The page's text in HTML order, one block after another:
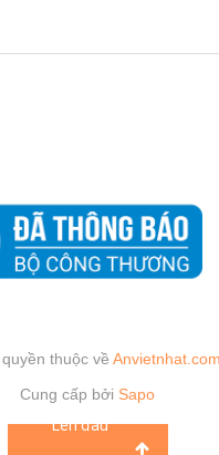
thuộc về Anvietnhat.com
Cung cấp bởi Sapo
Lên đầu